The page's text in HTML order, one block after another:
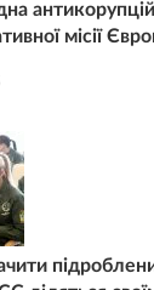
місії